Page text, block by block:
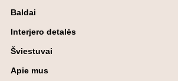
Baldai
Interjero detalės
Šviestuvai
Apie mus